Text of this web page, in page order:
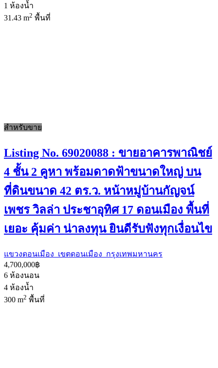
1 ห้องน้ำ
31.43 m2 พื้นที่
สำหรับขาย
Listing No. 69020088 : ขายอาคารพาณิชย์
4 ชั้น 2 คูหา พร้อมดาดฟ้าขนาดใหญ่ บน
ที่ดินขนาด 42 ตร.ว. หน้าหมู่บ้านกัญจน์
เพชร วิลล่า ประชาอุทิศ 17 ดอนเมือง พื้นที่
เยอะ คุ้มค่า น่าลงทุน ยินดีรับฟังทุกเงื่อนไข
แขวงดอนเมือง เขตดอนเมือง กรุงเทพมหานคร
4,700,000฿
6 ห้องนอน
4 ห้องน้ำ
300 m2 พื้นที่